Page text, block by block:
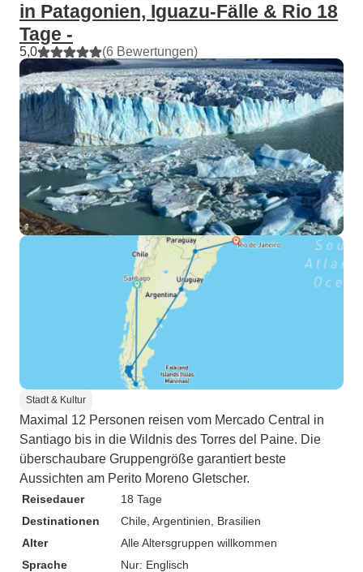
in Patagonien, Iguazu-Fälle & Rio 18
Tage -
5,0 (6 Bewertungen)
Stadt & Kultur
Maximal 12 Personen reisen vom Mercado Central in
Santiago bis in die Wildnis des Torres del Paine. Die
überschaubare Gruppengröße garantiert beste
Aussichten am Perito Moreno Gletscher.
Reisedauer
18 Tage
Destinationen
Chile , Argentinien , Brasilien
Alter
Alle Altersgruppen willkommen
Sprache
Nur: Englisch